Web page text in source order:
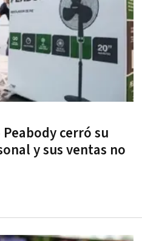
cerró su
y sus ventas no